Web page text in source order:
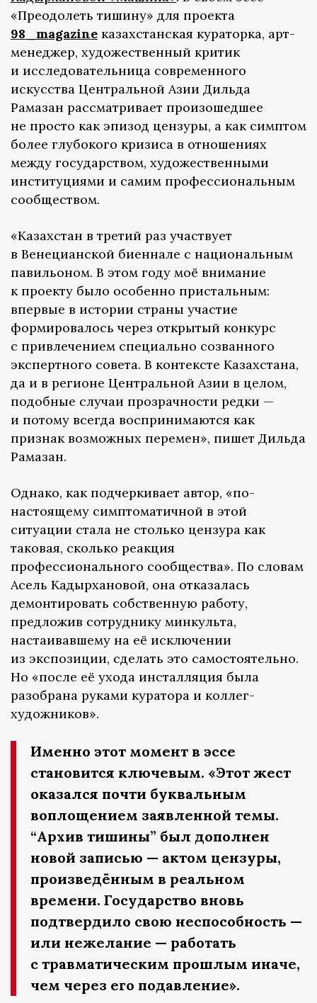
«Преодолеть тишину» для проекта
98_magazine казахстанская кураторка, арт-
менеджер, художественный критик
и исследовательница современного
искусства Центральной Азии Дильда
Рамазан рассматривает произошедшее
не просто как эпизод цензуры, а как симптом
более глубокого кризиса в отношениях
между государством, художественными
институциями и самим профессиональным
сообществом.
«Казахстан в третий раз участвует
в Венецианской биеннале с национальным
павильоном. В этом году моё внимание
к проекту было особенно пристальным:
впервые в истории страны участие
формировалось через открытый конкурс
с привлечением специально созванного
экспертного совета. В контексте Казахстана,
да и в регионе Центральной Азии в целом,
подобные случаи прозрачности редки —
и потому всегда воспринимаются как
признак возможных перемен», пишет Дильда
Рамазан.
Однако, как подчеркивает автор, «по-
настоящему симптоматичной в этой
ситуации стала не столько цензура как
таковая, сколько реакция
профессионального сообщества». По словам
Асель Кадырхановой, она отказалась
демонтировать собственную работу,
предложив сотруднику минкульта,
настаивавшему на её исключении
из экспозиции, сделать это самостоятельно.
Но «после её ухода инсталляция была
разобрана руками куратора и коллег-
художников».
Именно этот момент в эссе
становится ключевым. «Этот жест
оказался почти буквальным
воплощением заявленной темы.
“Архив тишины” был дополнен
новой записью — актом цензуры,
произведённым в реальном
времени. Государство вновь
подтвердило свою неспособность —
или нежелание — работать
с травматическим прошлым иначе,
чем через его подавление».